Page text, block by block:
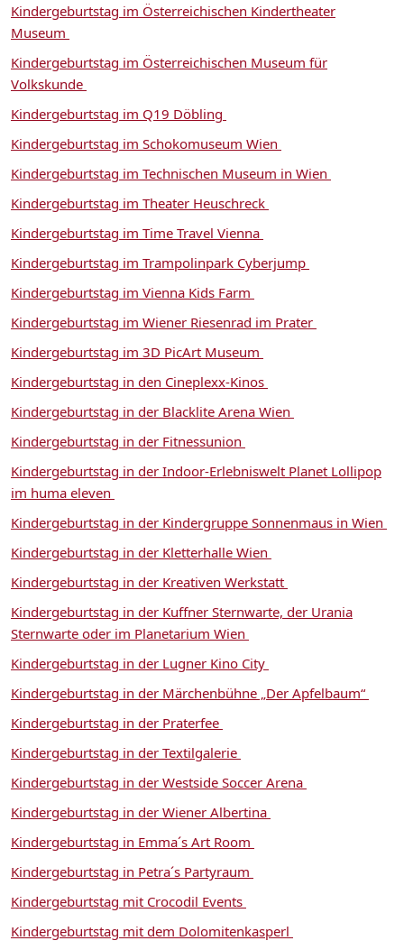
Kindergeburtstag im Österreichischen Kindertheater
Museum
Kindergeburtstag im Österreichischen Museum für
Volkskunde
Kindergeburtstag im Q19 Döbling
Kindergeburtstag im Schokomuseum Wien
Kindergeburtstag im Technischen Museum in Wien
Kindergeburtstag im Theater Heuschreck
Kindergeburtstag im Time Travel Vienna
Kindergeburtstag im Trampolinpark Cyberjump
Kindergeburtstag im Vienna Kids Farm
Kindergeburtstag im Wiener Riesenrad im Prater
Kindergeburtstag im 3D PicArt Museum
Kindergeburtstag in den Cineplexx-Kinos
Kindergeburtstag in der Blacklite Arena Wien
Kindergeburtstag in der Fitnessunion
Kindergeburtstag in der Indoor-Erlebniswelt Planet Lollipop
im huma eleven
Kindergeburtstag in der Kindergruppe Sonnenmaus in Wien
Kindergeburtstag in der Kletterhalle Wien
Kindergeburtstag in der Kreativen Werkstatt
Kindergeburtstag in der Kuffner Sternwarte, der Urania
Sternwarte oder im Planetarium Wien
Kindergeburtstag in der Lugner Kino City
Kindergeburtstag in der Märchenbühne „Der Apfelbaum“
Kindergeburtstag in der Praterfee
Kindergeburtstag in der Textilgalerie
Kindergeburtstag in der Westside Soccer Arena
Kindergeburtstag in der Wiener Albertina
Kindergeburtstag in Emma´s Art Room
Kindergeburtstag in Petra´s Partyraum
Kindergeburtstag mit Crocodil Events
Kindergeburtstag mit dem Dolomitenkasperl